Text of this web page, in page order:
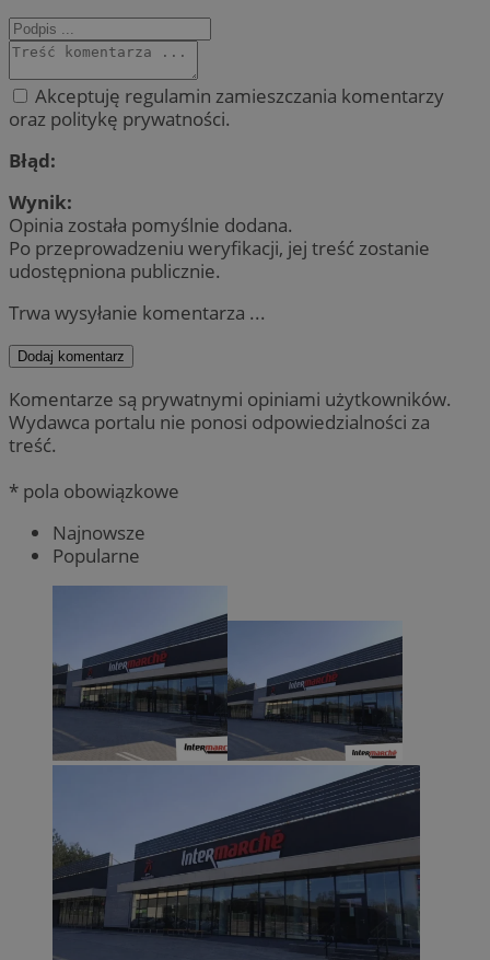
Akceptuję regulamin zamieszczania komentarzy
oraz politykę prywatności.
Błąd:
Wynik:
Opinia została pomyślnie dodana.
Po przeprowadzeniu weryfikacji, jej treść zostanie
udostępniona publicznie.
Trwa wysyłanie komentarza ...
Dodaj komentarz
Komentarze są prywatnymi opiniami użytkowników.
Wydawca portalu nie ponosi odpowiedzialności za
treść.
* pola obowiązkowe
Najnowsze
Popularne